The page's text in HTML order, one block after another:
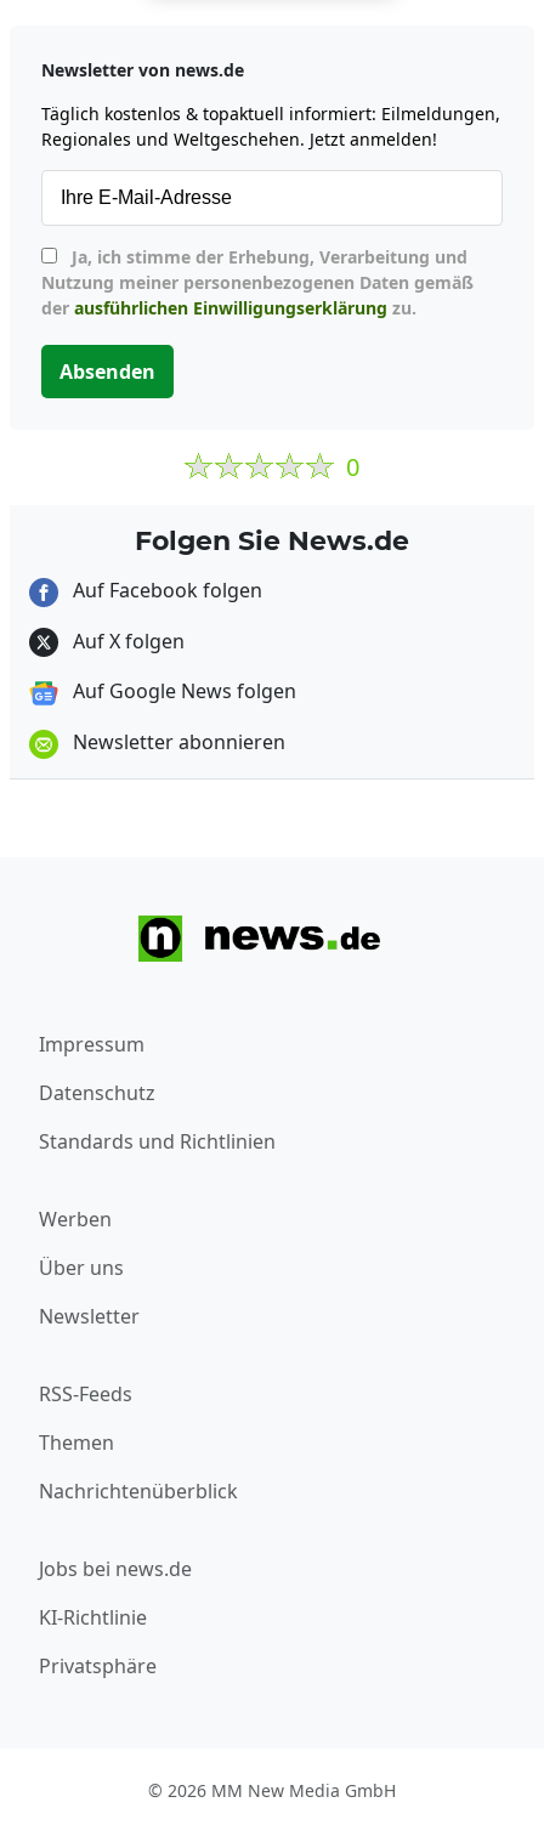
Newsletter von news.de
Täglich kostenlos & topaktuell informiert: Eilmeldungen,
Regionales und Weltgeschehen. Jetzt anmelden!
Nutzung meiner personenbezogenen Daten gemäß
der ausführlichen Einwilligungserklärung zu.
Absenden
0
Folgen Sie News.de
Auf Facebook folgen
Auf X folgen
Auf Google News folgen
Newsletter abonnieren
Impressum
Datenschutz
Standards und Richtlinien
Werben
Über uns
Newsletter
RSS-Feeds
Themen
Nachrichtenüberblick
Jobs bei news.de
KI-Richtlinie
Privatsphäre
© 2026 MM New Media GmbH